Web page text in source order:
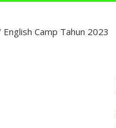
English Camp Tahun 2023